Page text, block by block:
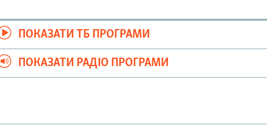
ПОКАЗАТИ ТБ ПРОГРАМИ
ПОКАЗАТИ РАДІО ПРОГРАМИ